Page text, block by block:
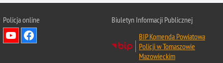
Policja online
Biuletyn Informacji Publicznej
BIP Komenda Powiatowa
Policji w Tomaszowie
Mazowieckim